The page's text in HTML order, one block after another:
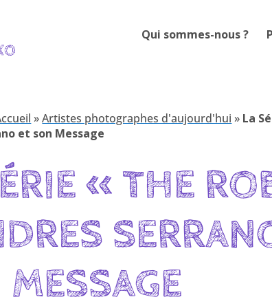
Qui sommes-nous ?
»Artistes photographes d'aujourd'hui » La
et son Message
« THE